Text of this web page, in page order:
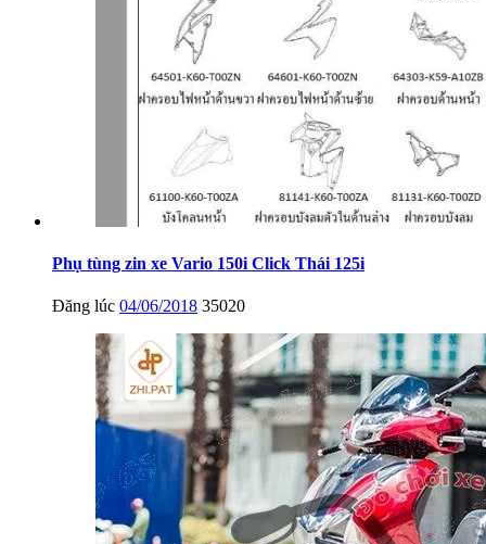
Phụ tùng zin xe Vario 150i Click Thái 125i
Đăng lúc 04/06/2018 35020